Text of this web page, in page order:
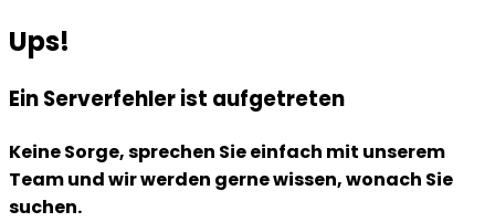
Ups!
Ein Serverfehler ist aufgetreten
Keine Sorge, sprechen Sie einfach mit unserem
Team und wir werden gerne wissen, wonach Sie
suchen.